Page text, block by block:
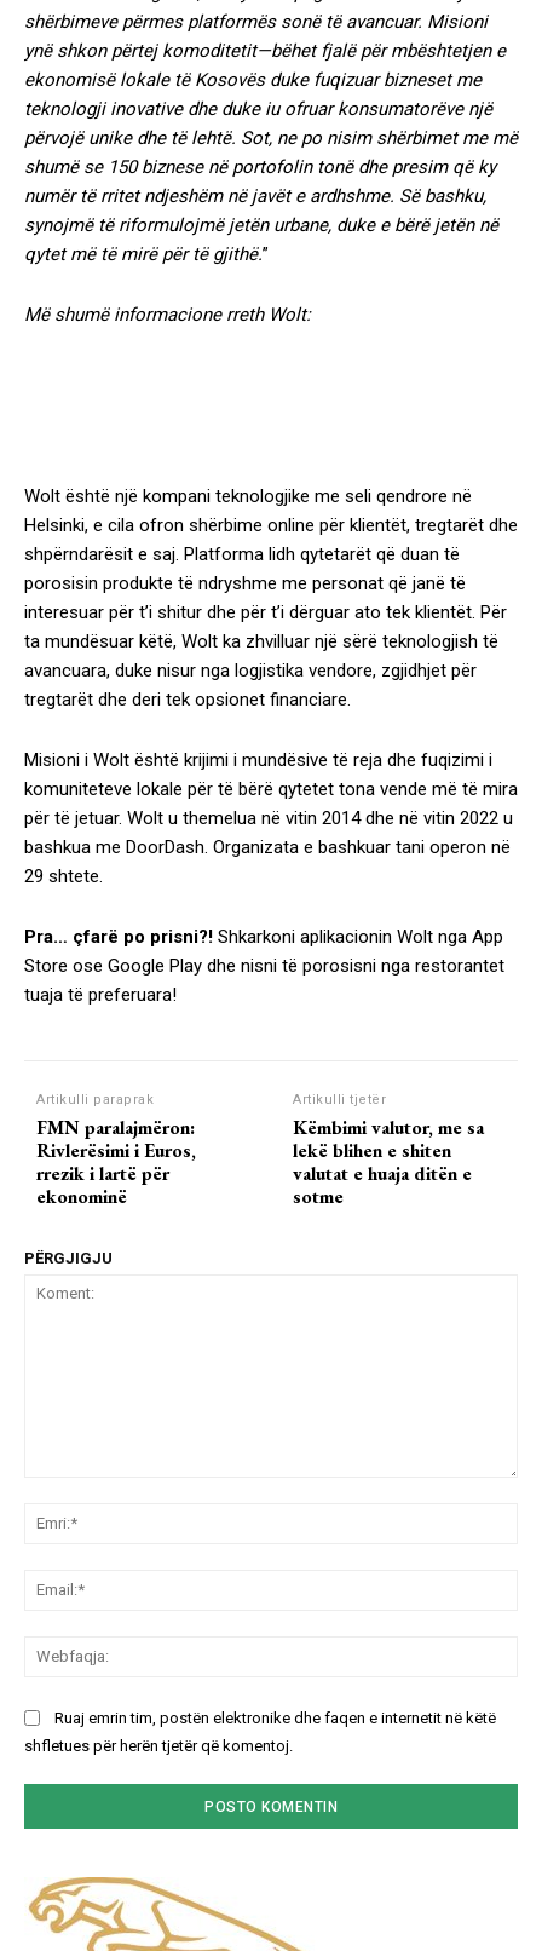
shërbimeve përmes platformës sonë të avancuar. Misioni
ynë shkon përtej komoditetit—bëhet fjalë për mbështetjen e
ekonomisë lokale të Kosovës duke fuqizuar bizneset me
teknologji inovative dhe duke iu ofruar konsumatorëve një
përvojë unike dhe të lehtë. Sot, ne po nisim shërbimet me më
shumë se 150 biznese në portofolin tonë dhe presim që ky
numër të rritet ndjeshëm në javët e ardhshme. Së bashku,
synojmë të riformulojmë jetën urbane, duke e bërë jetën në
qytet më të mirë për të gjithë.”
Më shumë informacione rreth Wolt:
Wolt është një kompani teknologjike me seli qendrore në
Helsinki, e cila ofron shërbime online për klientët, tregtarët dhe
shpërndarësit e saj. Platforma lidh qytetarët që duan të
porosisin produkte të ndryshme me personat që janë të
interesuar për t’i shitur dhe për t’i dërguar ato tek klientët. Për
ta mundësuar këtë, Wolt ka zhvilluar një sërë teknologjish të
avancuara, duke nisur nga logjistika vendore, zgjidhjet për
tregtarët dhe deri tek opsionet financiare.
Misioni i Wolt është krijimi i mundësive të reja dhe fuqizimi i
komuniteteve lokale për të bërë qytetet tona vende më të mira
për të jetuar. Wolt u themelua në vitin 2014 dhe në vitin 2022 u
bashkua me DoorDash. Organizata e bashkuar tani operon në
29 shtete.
Pra… çfarë po prisni?! Shkarkoni aplikacionin Wolt nga App
Store ose Google Play dhe nisni të porosisni nga restorantet
tuaja të preferuara!
Artikulli paraprak
FMN paralajmëron:
Rivlerësimi i Euros,
rrezik i lartë për
ekonominë
Artikulli tjetër
Këmbimi valutor, me sa
lekë blihen e shiten
valutat e huaja ditën e
sotme
PËRGJIGJU
Ruaj emrin tim, postën elektronike dhe faqen e internetit në këtë
shfletues për herën tjetër që komentoj.